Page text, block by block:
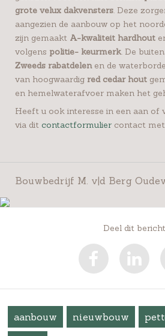
grote velux dakvensters. Deze
aangezien de aanbouw op het
zijn gemaakt A-kwaliteit hardhout
volgens politie- keurmerk. De
Zweeds rabatdelenen de
van hoogwaardig red cedar hout
en hemelwaterafvoer maken het
Heeft u ook interesse in een aan of
via dit contactformulier contact
Bouwbedrijf M. v|d Berg
Deel dit bericht
aanbouw nieuwbouw